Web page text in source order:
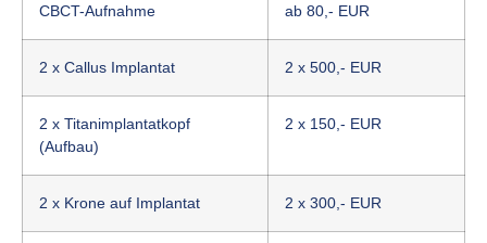
CBCT-Aufnahme ab 80,- EUR
2 x Callus Implantat 2 x 500,- EUR
2 x Titanimplantatkopf
(Aufbau)
2 x 150,- EUR
2 x Krone auf Implantat 2 x 300,- EUR